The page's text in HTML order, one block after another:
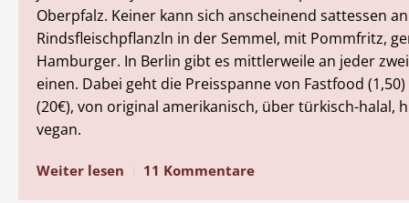
Oberpfalz. Keiner kann sich anscheinend sattessen an
Rindsfleischpflanzln in der Semmel, mit Pommfritz,
Hamburger. In Berlin gibt es mittlerweile an jeder
einen. Dabei geht die Preisspanne von Fastfood
(20€), von original amerikanisch, über türkisch-halal,
vegan.
Weiter lesen 11 Kommentare